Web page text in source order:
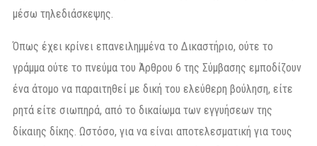
μέσω τηλεδιάσκεψης.
Όπως έχει κρίνει επανειλημμένα το Δικαστήριο, ούτε το
γράμμα ούτε το πνεύμα του Άρθρου 6 της Σύμβασης εμποδίζουν
ένα άτομο να παραιτηθεί με δική του ελεύθερη βούληση, είτε
ρητά είτε σιωπηρά, από το δικαίωμα των εγγυήσεων της
δίκαιης δίκης. Ωστόσο, για να είναι αποτελεσματική για τους